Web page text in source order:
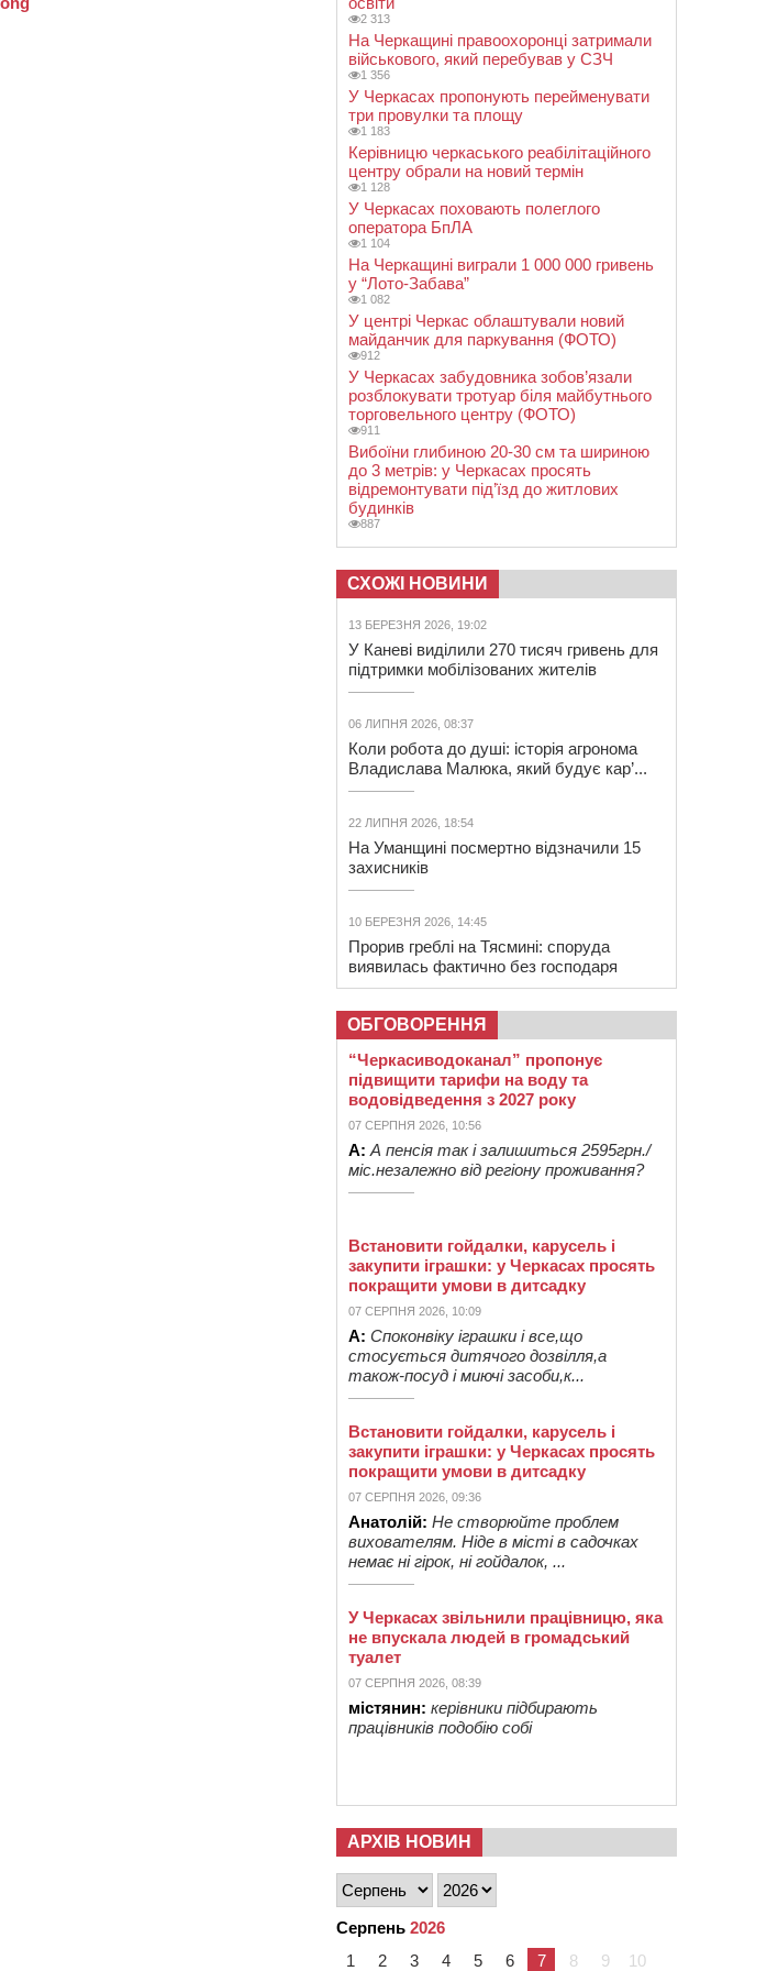
2 313
На Черкащині правоохоронці затримали
військового, який перебував у СЗЧ
1 356
У Черкасах пропонують перейменувати
три провулки та площу
1 183
Керівницю черкаського реабілітаційного
центру обрали на новий термін
1 128
У Черкасах поховають полеглого
оператора БпЛА
1 104
На Черкащині виграли 1 000 000 гривень
у “Лото-Забава”
1 082
У центрі Черкас облаштували новий
майданчик для паркування (ФОТО)
912
У Черкасах забудовника зобов’язали
розблокувати тротуар біля майбутнього
торговельного центру (ФОТО)
911
Вибоїни глибиною 20-30 см та шириною
до 3 метрів: у Черкасах просять
відремонтувати під’їзд до житлових
будинків
887
СХОЖІ НОВИНИ
13 БЕРЕЗНЯ 2026, 19:02
У Каневі виділили 270 тисяч гривень для
підтримки мобілізованих жителів
06 ЛИПНЯ 2026, 08:37
Коли робота до душі: історія агронома
Владислава Малюка, який будує кар’...
22 ЛИПНЯ 2026, 18:54
На Уманщині посмертно відзначили 15
захисників
10 БЕРЕЗНЯ 2026, 14:45
Прорив греблі на Тясмині: споруда
виявилась фактично без господаря
ОБГОВОРЕННЯ
“Черкасиводоканал” пропонує
підвищити тарифи на воду та
водовідведення з 2027 року
07 СЕРПНЯ 2026, 10:56
А: А пенсія так і залишиться 2595грн./
міс.незалежно від регіону проживання?
Встановити гойдалки, карусель і
закупити іграшки: у Черкасах просять
покращити умови в дитсадку
07 СЕРПНЯ 2026, 10:09
А: Споконвіку іграшки і все,що
стосується дитячого дозвілля,а
також-посуд і миючі засоби,к...
Встановити гойдалки, карусель і
закупити іграшки: у Черкасах просять
покращити умови в дитсадку
07 СЕРПНЯ 2026, 09:36
Анатолій: Не створюйте проблем
вихователям. Ніде в місті в садочках
немає ні гірок, ні гойдалок, ...
У Черкасах звільнили працівницю, яка
не впускала людей в громадський
туалет
07 СЕРПНЯ 2026, 08:39
містянин: керівники підбирають
працівників подобію собі
АРХІВ НОВИН
Серпень 2026
1
2 3 4 5 6 7 8 9 10